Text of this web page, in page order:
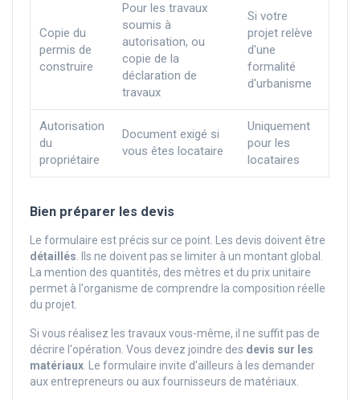
Copie du
permis de
construire
Pour les travaux
soumis à
autorisation, ou
copie de la
déclaration de
travaux
Si votre
projet relève
d'une
formalité
d'urbanisme
Autorisation
du
propriétaire
Document exigé si
vous êtes locataire
Uniquement
pour les
locataires
Bien préparer les devis
Le formulaire est précis sur ce point. Les devis doivent être
détaillés . Ils ne doivent pas se limiter à un montant global.
La mention des quantités, des mètres et du prix unitaire
permet à l'organisme de comprendre la composition réelle
du projet.
Si vous réalisez les travaux vous-même, il ne suffit pas de
décrire l'opération. Vous devez joindre des devis sur les
matériaux . Le formulaire invite d'ailleurs à les demander
aux entrepreneurs ou aux fournisseurs de matériaux.